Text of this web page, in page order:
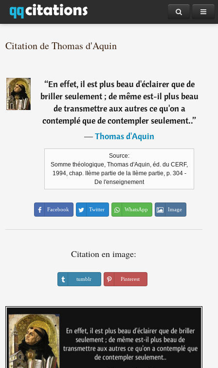
Citation de Thomas d'Aquin
“En effet, il est plus beau d'éclairer que de
briller seulement ; de même est-il plus beau
de transmettre aux autres ce qu'on a
contemplé que de contempler seulement..”
―Thomas d'Aquin
Source:
Somme théologique, Thomas d'Aquin, éd. du CERF,
1994, chap. IIème partie de la IIème partie, p. 304 -
De l'enseignement
Facebook Twitter WhatsApp Image
Citation en image:
tumblr Pinterest